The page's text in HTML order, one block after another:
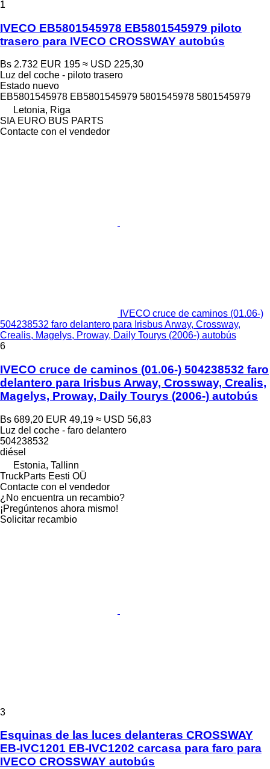
1
IVECO EB5801545978 EB5801545979 piloto
trasero para IVECO CROSSWAY autobús
Bs 2.732 EUR 195 ≈ USD 225,30
Luz del coche - piloto trasero
Estado nuevo
EB5801545978 EB5801545979 5801545978 5801545979
Letonia, Riga
SIA EURO BUS PARTS
Contacte con el vendedor
IVECO cruce de caminos (01.06-)
504238532 faro delantero para Irisbus Arway, Crossway,
Crealis, Magelys, Proway, Daily Tourys (2006-) autobús
6
IVECO cruce de caminos (01.06-) 504238532 faro
delantero para Irisbus Arway, Crossway, Crealis,
Magelys, Proway, Daily Tourys (2006-) autobús
Bs 689,20 EUR 49,19 ≈ USD 56,83
Luz del coche - faro delantero
504238532
diésel
Estonia, Tallinn
TruckParts Eesti OÜ
Contacte con el vendedor
¿No encuentra un recambio?
¡Pregúntenos ahora mismo!
Solicitar recambio
3
Esquinas de las luces delanteras CROSSWAY
EB-IVC1201 EB-IVC1202 carcasa para faro para
IVECO CROSSWAY autobús